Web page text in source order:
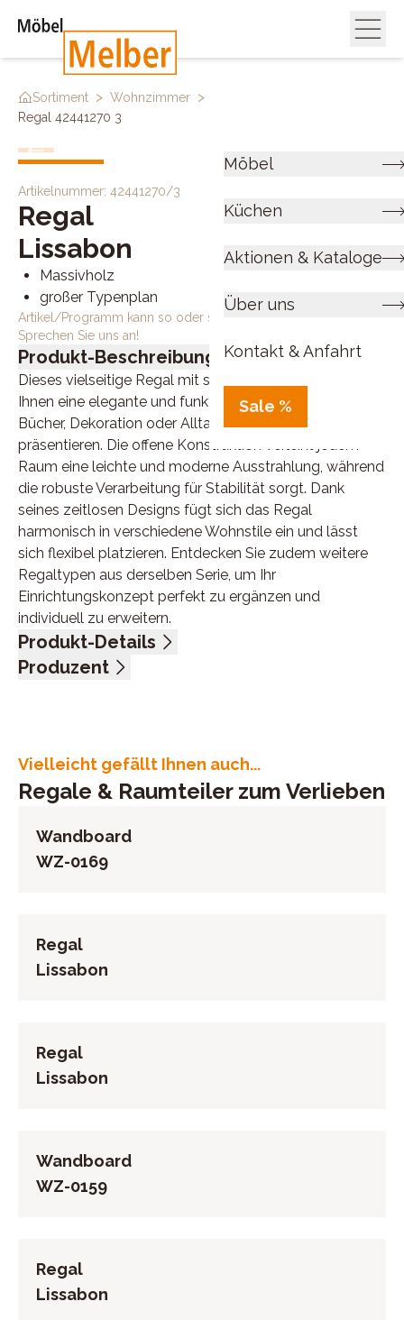
Möbel
Küchen
Aktionen & Kataloge
Über uns
Kontakt & Anfahrt
Sale %
Sortiment > Wohnzimmer >
Regal 42441270 3
Artikelnummer: 42441270/3
Regal
Lissabon
Massivholz
großer Typenplan
Artikel/Programm kann so oder so ähnlich bestellt werden.
Sprechen Sie uns an!
Produkt-Beschreibung
Dieses vielseitige Regal mit sechs offenen Böden bietet
Ihnen eine elegante und funktionale Möglichkeit,
Bücher, Dekoration oder Alltagsgegenstände stilvoll zu
präsentieren. Die offene Konstruktion verleiht jedem
Raum eine leichte und moderne Ausstrahlung, während
die robuste Verarbeitung für Stabilität sorgt. Dank
seines zeitlosen Designs fügt sich das Regal
harmonisch in verschiedene Wohnstile ein und lässt
sich flexibel platzieren. Entdecken Sie zudem weitere
Regaltypen aus derselben Serie, um Ihr
Einrichtungskonzept perfekt zu ergänzen und
individuell zu erweitern.
Produkt-Details
Wildeiche massiv, natur geölt, Schwarzstahl, 6 Böden,
Produzent
E-Mail-Adresse: info@imc-nagold.de
UID (Umsatzsteuer-Identifikationsnummer): DE
265279207
Vielleicht gefällt Ihnen auch...
Regale & Raumteiler zum Verlieben
Wandboard
WZ-0169
Regal
Lissabon
Regal
Lissabon
Wandboard
WZ-0159
Regal
Lissabon